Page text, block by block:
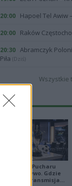
20:00 Hapoel Tel Awiw
20:00 Raków
20:30 Abramczyk
Piła (Dziś)
Wszystkie
Losowanie Pucharu
Polski na żywo. Gdzie
oglądać? Transmisja